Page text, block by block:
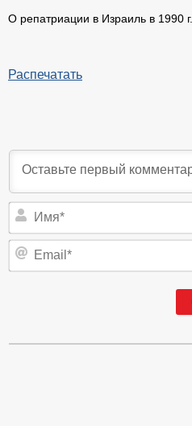
О репатриации в Израиль в 1990 г.
Распечатать